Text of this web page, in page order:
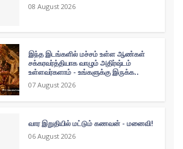
08 August 2026
இந்த இடங்களில் மச்சம் உள்ள ஆண்கள்
சக்கரவர்த்தியாக வாழும் அதிர்ஷ்டம்
உள்ளவர்களாம் - உங்களுக்கு இருக்க..
07 August 2026
வார இறுதியில் மட்டும் கணவன் - மனைவி!
06 August 2026